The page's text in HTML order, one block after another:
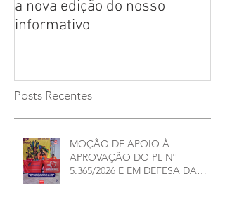
a nova edição do nosso
informativo
Posts Recentes
MOÇÃO DE APOIO À
APROVAÇÃO DO PL Nº
5.365/2026 E EM DEFESA DA